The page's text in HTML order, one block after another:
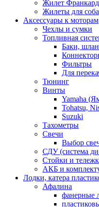
Жилет
Жилеты для
Аксессуары к моторам
Чехлы и сумки
Топливная
Баки,
Фильтры
Для
Тюнинг
Винты
Yamaha
Tohatsu,
Suzuki
Тахометры
Свечи
Выбор
СДУ (система
Стойки и
АКБ и
Лодки, катера
Афалина
фанерные